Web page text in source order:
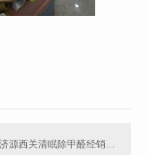
济源西关清眠除甲醛经销商店面指导